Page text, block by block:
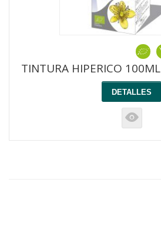
TINTURA HIPERICO 100ML
DETALLES
K